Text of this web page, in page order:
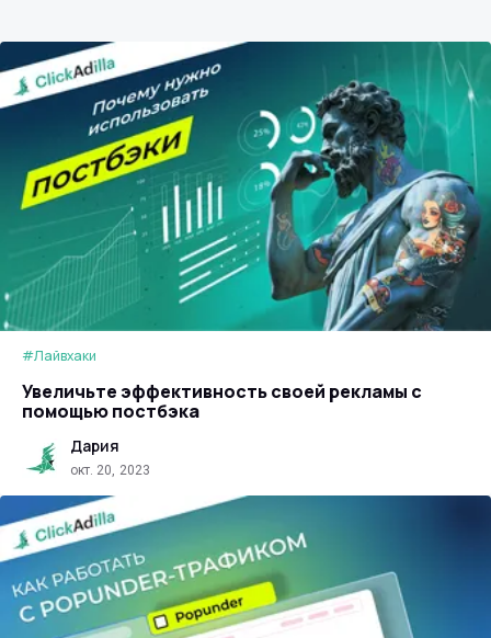
#Лайвхаки
Увеличьте эффективность своей рекламы с
помощью постбэка
Дария
окт. 20, 2023